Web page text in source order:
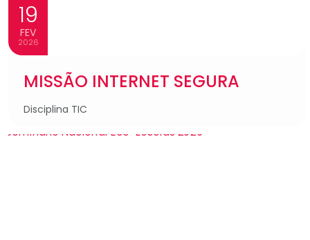
19
FEV
2026
MISSÃO INTERNET SEGURA
Disciplina TIC